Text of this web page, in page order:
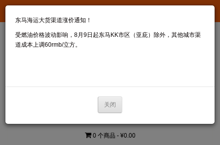
0 个商品 - ¥0.00
东马海运大货渠道涨价通知！
受燃油价格波动影响，8月9日起东马KK市区（亚庇）除外，其他城市渠
道成本上调60rmb/立方。
关闭